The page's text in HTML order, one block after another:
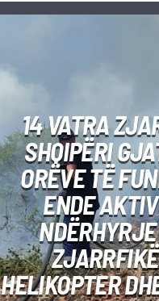
14 VATRA
SHQIPËRI
ORËVE TË
ENDE
HELIKOPTER